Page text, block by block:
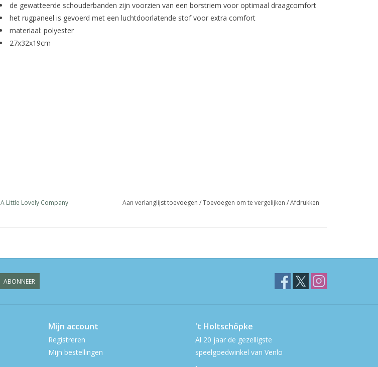
de gewatteerde schouderbanden zijn voorzien van een borstriem voor optimaal draagcomfort
het rugpaneel is gevoerd met een luchtdoorlatende stof voor extra comfort
materiaal: polyester
27x32x19cm
A Little Lovely Company Aan verlanglijst toevoegen /Toevoegen om te vergelijken /Afdrukken
ABONNEER
Mijn account
Registreren
Mijn bestellingen
't Holtschöpke
Al 20 jaar de gezelligste
speelgoedwinkel van Venlo